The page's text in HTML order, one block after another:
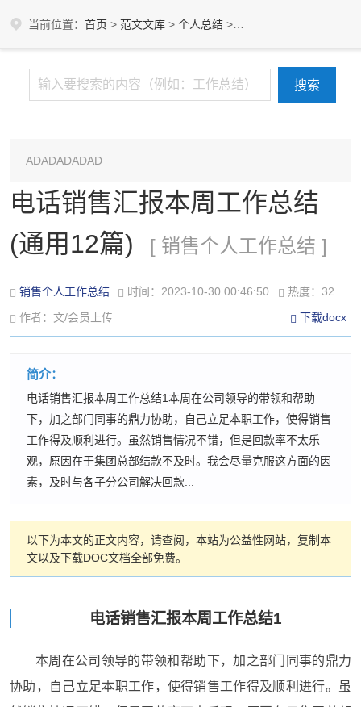
当前位置： 首页 > 范文文库 > 个人总结 >
ADADADADAD
电话销售汇报本周工作总结
(通用12篇)
[ 销售个人工作总结 ]
销售个人工作总结 时间：2023-10-30 00:46:50
热度：325℃
作者：文/会员上传
下载docx
简介：
电话销售汇报本周工作总结1本周在公司领导的带领和帮助
下，加之部门同事的鼎力协助，自己立足本职工作，使得销售
工作得及顺利进行。虽然销售情况不错，但是回款率不太乐
观，原因在于集团总部结款不及时。我会尽量克服这方面的因
素，及时与各子分公司解决回款...
以下为本文的正文内容，请查阅，本站为公益性网站，复制本
文以及下载DOC文档全部免费。
电话销售汇报本周工作总结1
本周在公司领导的带领和帮助下，加之部门同事的鼎力
协助，自己立足本职工作，使得销售工作得及顺利进行。虽